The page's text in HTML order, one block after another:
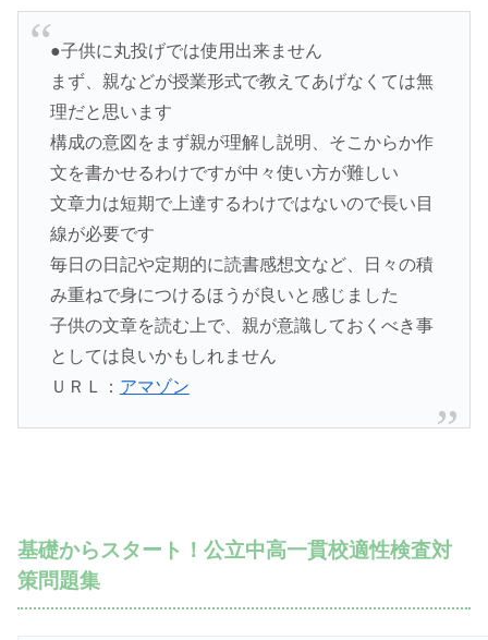
●子供に丸投げでは使用出来ません
まず、親などが授業形式で教えてあげなくては無
理だと思います
構成の意図をまず親が理解し説明、そこからか作
文を書かせるわけですが中々使い方が難しい
文章力は短期で上達するわけではないので長い目
線が必要です
毎日の日記や定期的に読書感想文など、日々の積
み重ねで身につけるほうが良いと感じました
子供の文章を読む上で、親が意識しておくべき事
としては良いかもしれません
ＵＲＬ： アマゾン
基礎からスタート！公立中高一貫校適性検査対
策問題集